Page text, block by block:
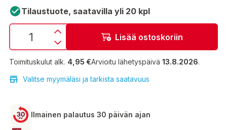
Tilaustuote, saatavilla yli 20 kpl
Lisää ostoskoriin
Toimituskulut alk. 4,95 €Arvioitu lähetyspäivä 13.8.2026.
Valitse myymäläsi ja tarkista saatavuus
Ilmainen palautus 30 päivän ajan